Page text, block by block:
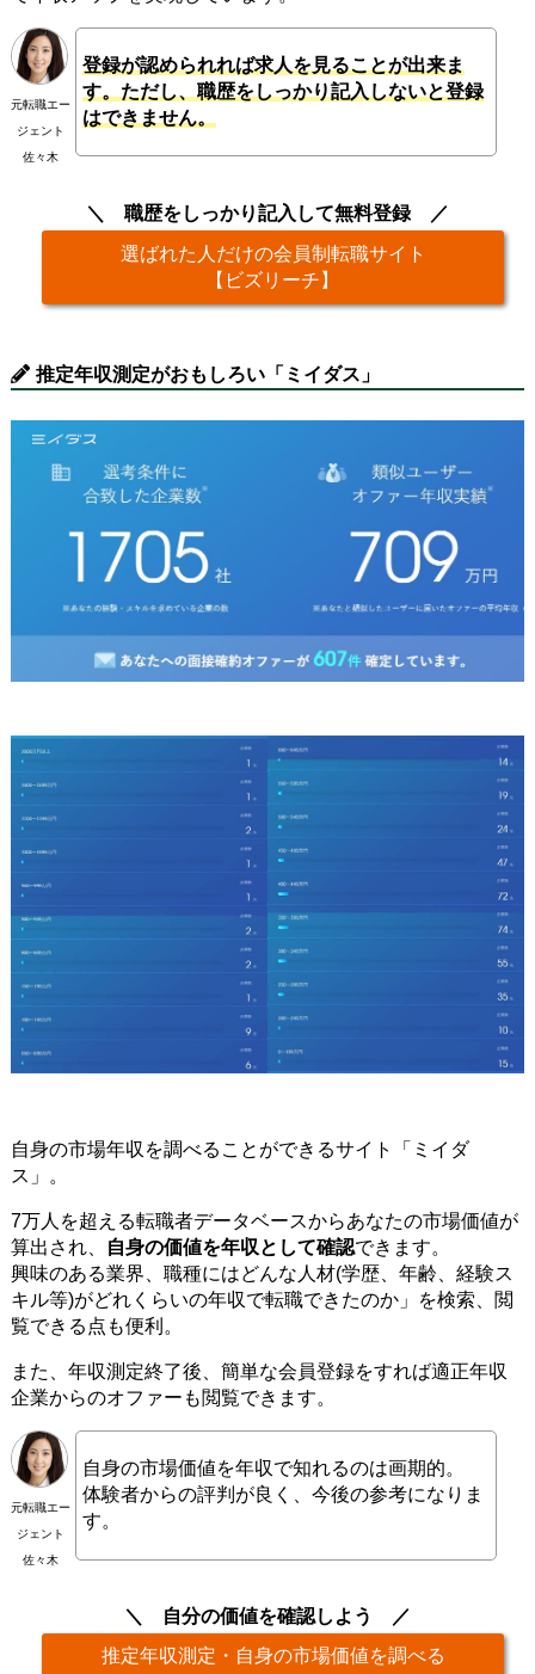
元転職エー
ジェント
佐々木
登録が認められれば求人を見ることが出来ま
す。ただし、職歴をしっかり記入しないと登録
はできません。
職歴をしっかり記入して無料登録
選ばれた人だけの会員制転職サイト
【ビズリーチ】
推定年収測定がおもしろい「ミイダス」
自身の市場年収を調べることができるサイト「ミイダ
ス」。
7万人を超える転職者データベースからあなたの市場価値が
算出され、
自身の価値を年収として確認できます。
興味のある業界、職種にはどんな人材(学歴、年齢、経験ス
キル等)がどれくらいの年収で転職できたのか」を検索、閲
覧できる点も便利。
また、年収測定終了後、簡単な会員登録をすれば適正年収
企業からのオファーも閲覧できます。
元転職エー
ジェント
佐々木
自身の市場価値を年収で知れるのは画期的。
体験者からの評判が良く、今後の参考になりま
す。
自分の価値を確認しよう
推定年収測定・自身の市場価値を調べる